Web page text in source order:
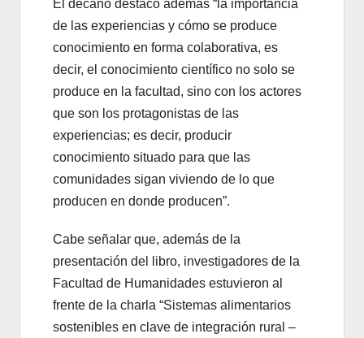
El decano destacó además “la importancia
de las experiencias y cómo se produce
conocimiento en forma colaborativa, es
decir, el conocimiento científico no solo se
produce en la facultad, sino con los actores
que son los protagonistas de las
experiencias; es decir, producir
conocimiento situado para que las
comunidades sigan viviendo de lo que
producen en donde producen”.
Cabe señalar que, además de la
presentación del libro, investigadores de la
Facultad de Humanidades estuvieron al
frente de la charla “Sistemas alimentarios
sostenibles en clave de integración rural –